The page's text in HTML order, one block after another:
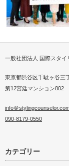
興協会
一般社団法人 国際スタ
東京都渋谷区千駄ヶ谷三
第12宮廷マンション802
info＠
090-8179-0550
カテゴリー